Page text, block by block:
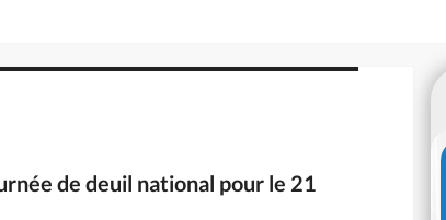
de deuil national pour le 21